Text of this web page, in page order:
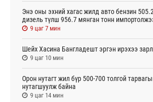
Энэ оны эхний хагас жилд авто бензин
дизель түлш 956.7 мянган тонн
9 цаг 7 мин
Шейх Хасина Бангладешт эргэн ирэхээ
9 цаг 10 мин
Орон нутагт жил бүр 500-700 толгой
нутагшуулж байна
9 цаг 14 мин